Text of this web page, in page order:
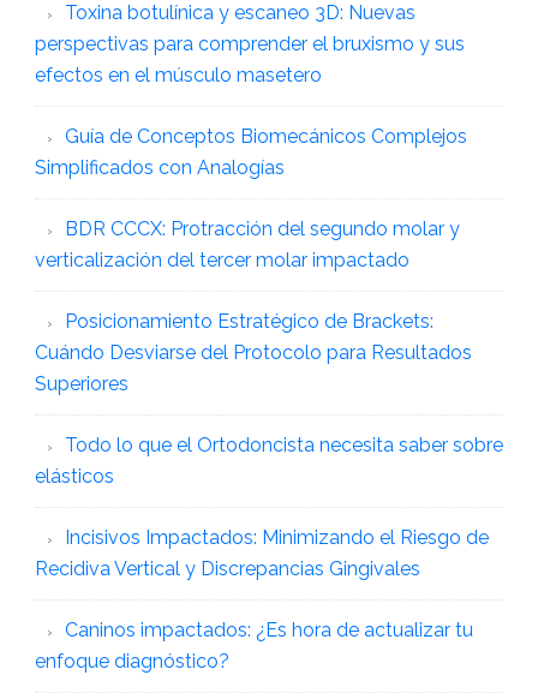
Toxina botulínica y escaneo 3D: Nuevas
perspectivas para comprender el bruxismo y sus
efectos en el músculo masetero
Guía de Conceptos Biomecánicos Complejos
Simplificados con Analogías
BDR CCCX: Protracción del segundo molar y
verticalización del tercer molar impactado
Posicionamiento Estratégico de Brackets:
Cuándo Desviarse del Protocolo para Resultados
Superiores
Todo lo que el Ortodoncista necesita saber sobre
elásticos
Incisivos Impactados: Minimizando el Riesgo de
Recidiva Vertical y Discrepancias Gingivales
Caninos impactados: ¿Es hora de actualizar tu
enfoque diagnóstico?